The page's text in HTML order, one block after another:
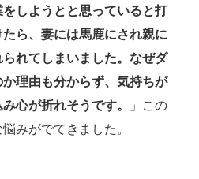
をしようとと思っていると打
たら、妻には馬鹿にされ親に
られてしまいました。なぜダ
か理由も分からず、気持ちが
心が折れそうです。
」この
悩みがでてきました。